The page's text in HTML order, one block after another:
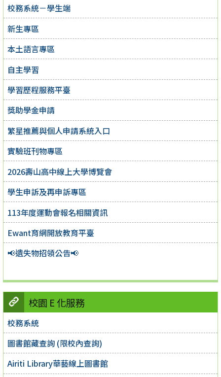
校務系統－學生端
新生專區
本土語言專區
自主學習
學習歷程服務平臺
獎助學金申請
繁星推薦與個人申請系統入口
實驗班刊物專區
2026壽山高中線上大學博覽會
學生申訴及再申訴專區
113年度運動會報名相關資訊
Ewant育網開放教育平臺
📢遺失物招領公告📢
校園 E 化服務
校務系統
圖書館藏查詢 (限校內查詢)
Airiti Library華藝線上圖書館